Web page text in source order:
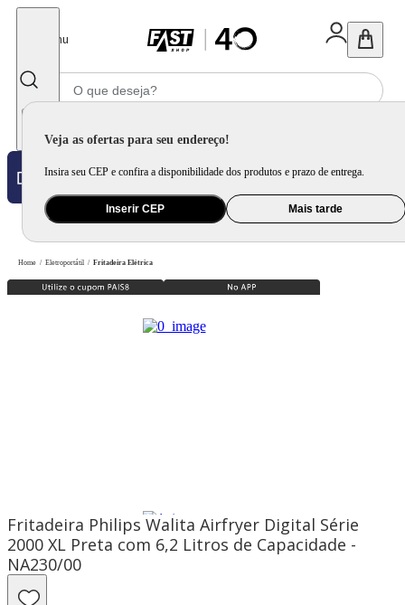
Menu
Veja as ofertas para seu endereço!
Insira seu CEP e confira a disponibilidade dos produtos e prazo de entrega.
Inserir CEP Mais tarde
Home / Eletroportátil / Fritadeira Elétrica
Fritadeira Philips Walita Airfryer Digital Série
2000 XL Preta com 6,2 Litros de Capacidade -
NA230/00